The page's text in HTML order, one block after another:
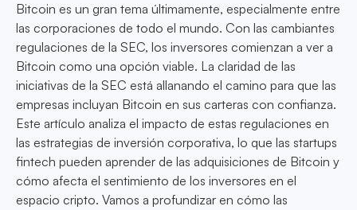
Bitcoin es un gran tema últimamente, especialmente entre
las corporaciones de todo el mundo. Con las cambiantes
regulaciones de la SEC, los inversores comienzan a ver a
Bitcoin como una opción viable. La claridad de las
iniciativas de la SEC está allanando el camino para que las
empresas incluyan Bitcoin en sus carteras con confianza.
Este artículo analiza el impacto de estas regulaciones en
las estrategias de inversión corporativa, lo que las startups
fintech pueden aprender de las adquisiciones de Bitcoin y
cómo afecta el sentimiento de los inversores en el
espacio cripto. Vamos a profundizar en cómo las